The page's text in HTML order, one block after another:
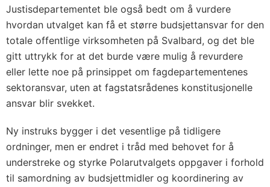
Justisdepartementet ble også bedt om å vurdere
hvordan utvalget kan få et større budsjettansvar for den
totale offentlige virksomheten på Svalbard, og det ble
gitt uttrykk for at det burde være mulig å revurdere
eller lette noe på prinsippet om fagdepartementenes
sektoransvar, uten at fagstatsrådenes konstitusjonelle
ansvar blir svekket.
Ny instruks bygger i det vesentlige på tidligere
ordninger, men er endret i tråd med behovet for å
understreke og styrke Polarutvalgets oppgaver i forhold
til samordning av budsjettmidler og koordinering av